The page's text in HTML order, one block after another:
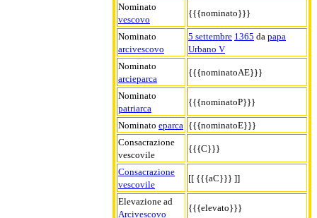
Nominato
vescovo
{{{nominato}}}
Nominato
arcivescovo
5 settembre 1365 da papa
Urbano V
Nominato
arcieparca
{{{nominatoAE}}}
Nominato
patriarca
{{{nominatoP}}}
Nominato eparca {{{nominatoE}}}
Consacrazione
vescovile
{{{C}}}
Consacrazione
vescovile
[[ {{{aC}}} ]]
Elevazione ad
Arcivescovo
{{{elevato}}}